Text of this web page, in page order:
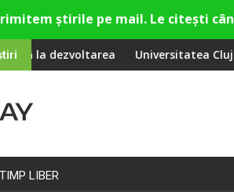
infrastructurii de apă și canalizare
Universitatea Cluj a câștigat partida
TIMP LIBER